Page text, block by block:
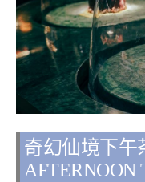
奇幻仙境下午
AFTERNOON